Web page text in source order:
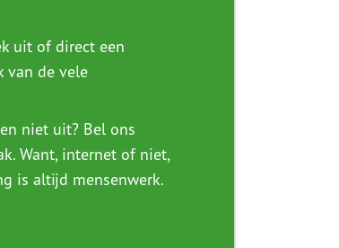
uit of direct een
van de vele
niet uit? Bel ons
Want, internet of niet,
is altijd mensenwerk.